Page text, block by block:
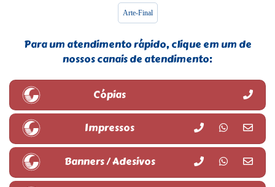
Arte-Final
Para um atendimento rápido, clique em um de
nossos canais de atendimento:
Cópias
Impressos
Banners / Adesivos